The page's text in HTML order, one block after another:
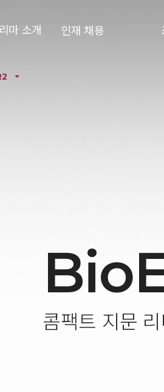
마 소개 인재 채용
콤팩트 지문 리